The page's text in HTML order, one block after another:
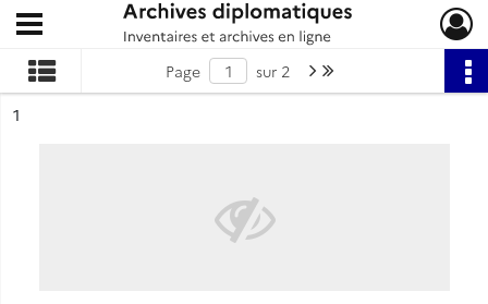
Archives diplomatiques
Ouvrir le menu déroulant
Page sur 2 Page suivante : 1/2
n°
1